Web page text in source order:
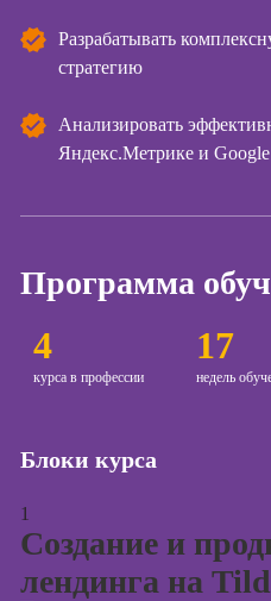
Разрабатывать
стратегию
Анализировать
Яндекс.Метрике и
4
курса в профессии
17
недель
Программа
Блоки курса
1
Создание и
лендинга на